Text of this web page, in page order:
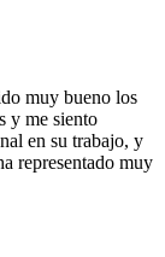
muy bueno los
y me siento
en su trabajo, y
representado muy